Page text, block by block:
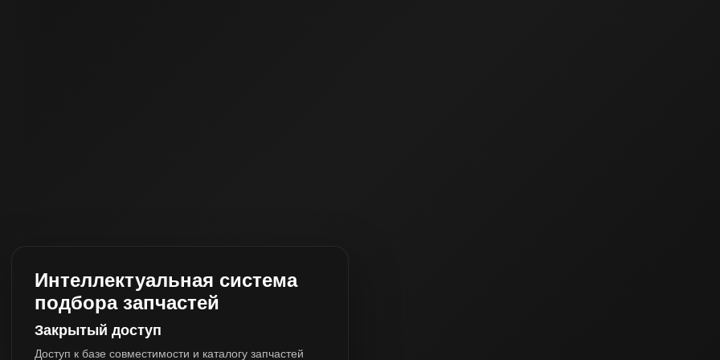
Интеллектуальная система
подбора запчастей
Закрытый доступ
Доступ к базе совместимости и каталогу запчастей